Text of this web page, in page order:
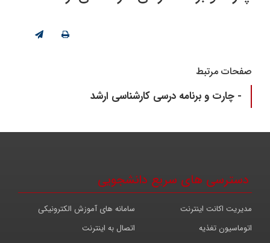
صفحات مرتبط
- چارت و برنامه درسی کارشناسی ارشد
دسترسی های سریع دانشجویی
سامانه های آموزش الکترونیکی
مدیریت اکانت اینترنت
اتصال به اینترنت
اتوماسیون تغذیه